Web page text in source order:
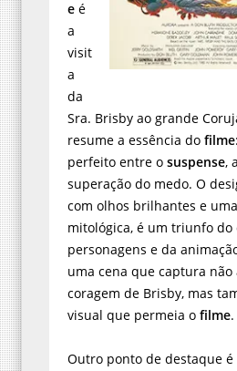
e é
a
visit
a
da
Sra. Brisby ao grande
resume a essência do filme
perfeito entre o suspense,
superação do medo. O
com olhos brilhantes e
mitológica, é um triunfo do
personagens e da
uma cena que captura não
coragem de Brisby, mas
visual que permeia o filme.
Outro ponto de destaque é